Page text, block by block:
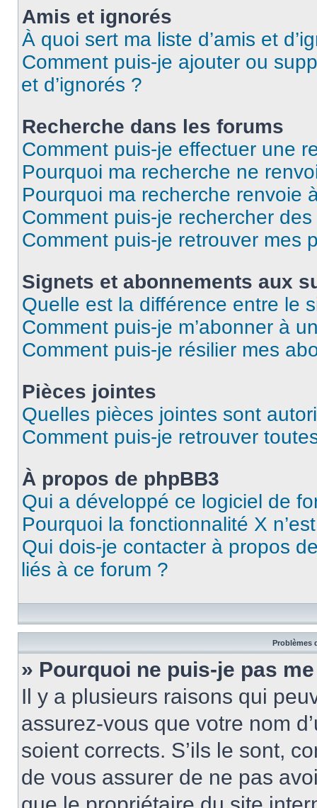
Amis et ignorés
À quoi sert ma liste d’amis et
Comment puis-je ajouter ou
et d’ignorés ?
Recherche dans les forums
Comment puis-je effectuer une
Pourquoi ma recherche ne
Pourquoi ma recherche renvoie
Comment puis-je rechercher
Comment puis-je retrouver mes
Signets et abonnements aux
Quelle est la différence entre le
Comment puis-je m’abonner à
Comment puis-je résilier mes
Pièces jointes
Quelles pièces jointes sont
Comment puis-je retrouver
À propos de phpBB3
Qui a développé ce logiciel de
Pourquoi la fonctionnalité X
Qui dois-je contacter à propos
liés à ce forum ?
Problèmes
» Pourquoi ne puis-je pas
Il y a plusieurs raisons qui
assurez-vous que votre nom
soient corrects. S’ils le sont,
de vous assurer de ne pas